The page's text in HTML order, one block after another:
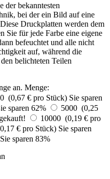
der bekanntesten
bei der ein Bild auf eine
Druckplatten werden dem
Sie für jede Farbe eine eigene
befeuchtet und alle nicht
auf, während die
belichteten Teilen
an. Menge:
(0,67 € pro Stück) Sie sparen
sparen 62%
5000 (0,25
10000 (0,19 € pro
€ pro Stück) Sie sparen
Sie sparen 83%